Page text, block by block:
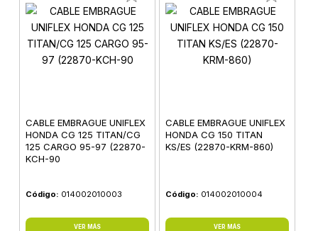
CABLE EMBRAGUE UNIFLEX
HONDA CG 125 TITAN/CG
125 CARGO 95-97 (22870-
KCH-90
Código: 014002010003
VER MÁS
CABLE EMBRAGUE UNIFLEX
HONDA CG 150 TITAN
KS/ES (22870-KRM-860)
Código: 014002010004
VER MÁS